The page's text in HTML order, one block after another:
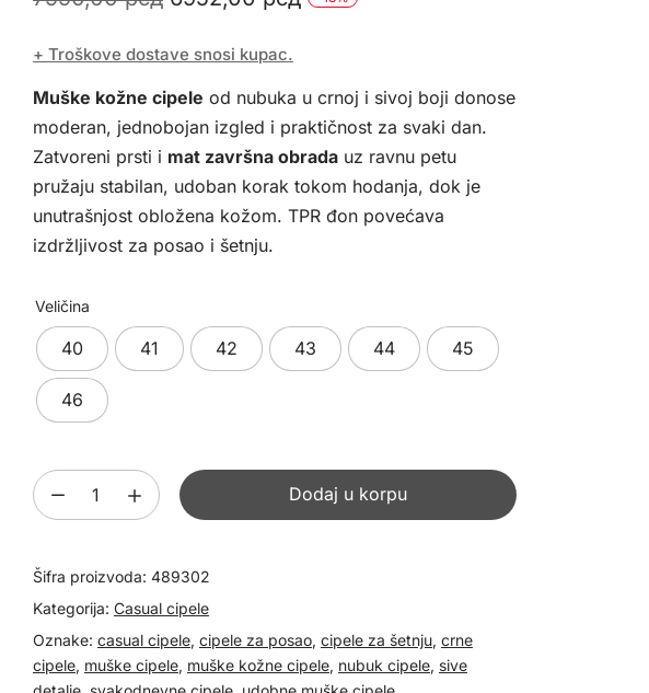
je
bila:
7990,00 рсд.
6952,00 рсд.
+ Troškove dostave snosi kupac.
Muške kožne cipele od nubuka u crnoj i sivoj boji donose
moderan, jednobojan izgled i praktičnost za svaki dan.
Zatvoreni prsti i mat završna obradauz ravnu petu
pružaju stabilan, udoban korak tokom hodanja, dok je
unutrašnjost obložena kožom. TPR đon povećava
izdržljivost za posao i šetnju.
Veličina
40 41 42 43 44 45
46
Muške
kožne
489302
količina
Dodaj u korpu
Šifra proizvoda: 489302
Kategorija: Casual cipele
Oznake: casual cipele, cipele za posao, cipele za šetnju, crne
cipele, muške cipele, muške kožne cipele, nubuk cipele, sive